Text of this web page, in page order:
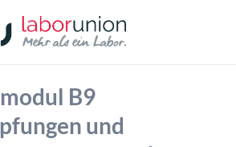
B9
und